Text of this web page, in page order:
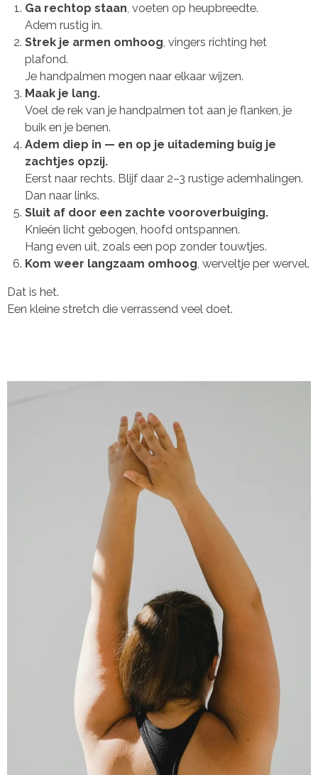
Ga rechtop staan, voeten op heupbreedte.
Adem rustig in.
Strek je armen omhoog, vingers richting het
plafond.
Je handpalmen mogen naar elkaar wijzen.
Maak je lang.
Voel de rek van je handpalmen tot aan je flanken, je
buik en je benen.
Adem diep in — en op je uitademing buig je
zachtjes opzij.
Eerst naar rechts. Blijf daar 2–3 rustige ademhalingen.
Dan naar links.
Sluit af door een zachte vooroverbuiging.
Knieën licht gebogen, hoofd ontspannen.
Hang even uit, zoals een pop zonder touwtjes.
Kom weer langzaam omhoog, werveltje per wervel.
Dat is het.
Een kleine stretch die verrassend veel doet.